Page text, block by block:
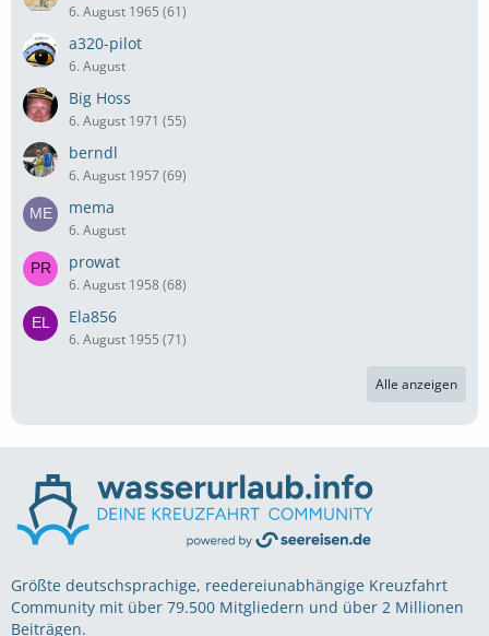
6. August 1965 (61)
a320-pilot
6. August
Big Hoss
6. August 1971 (55)
berndl
6. August 1957 (69)
mema
6. August
prowat
6. August 1958 (68)
Ela856
6. August 1955 (71)
Alle anzeigen
Größte deutschsprachige, reedereiunabhängige Kreuzfahrt
Community mit über 79.500 Mitgliedern und über 2 Millionen
Beiträgen.